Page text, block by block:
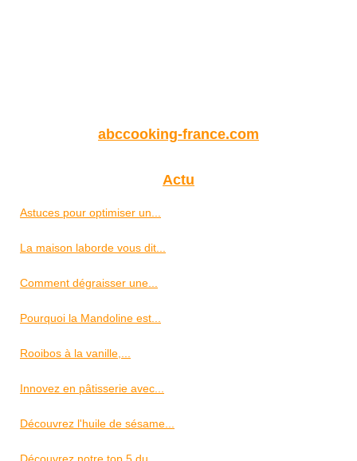
abccooking-france.com
Actu
Astuces pour optimiser un...
La maison laborde vous dit...
Comment dégraisser une...
Pourquoi la Mandoline est...
Rooibos à la vanille,...
Innovez en pâtisserie avec...
Découvrez l'huile de sésame...